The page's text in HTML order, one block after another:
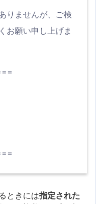
りませんが、ご検
お願い申し上げま
ときには指定された